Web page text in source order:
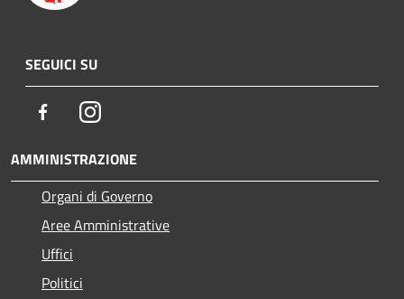
SEGUICI SU
FacebookInstagram
AMMINISTRAZIONE
Organi di Governo
Aree Amministrative
Uffici
Politici